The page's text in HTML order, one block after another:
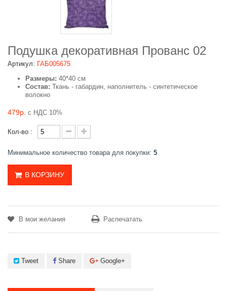
Подушка декоративная Прованс 02
Артикул: ГАБ005675
Размеры: 40*40 см
Состав: Ткань - габардин, наполнитель - синтетическое
волокно
479р. с НДС 10%
Кол-во :
Минимальное количество товара для покупки: 5
В КОРЗИНУ
В мои желания Распечатать
Tweet Share Google+